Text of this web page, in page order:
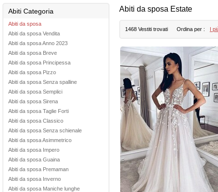
Abiti Categoria
Abiti da sposa
Abiti da sposa Vendita
Abiti da sposa Anno 2023
Abiti da sposa Breve
Abiti da sposa Principessa
Abiti da sposa Pizzo
Abiti da sposa Senza spalline
Abiti da sposa Semplici
Abiti da sposa Sirena
Abiti da sposa Taglie Forti
Abiti da sposa Classico
Abiti da sposa Senza schienale
Abiti da sposa Asimmetrico
Abiti da sposa Impero
Abiti da sposa Guaina
Abiti da sposa Premaman
Abiti da sposa Inverno
Abiti da sposa Maniche lunghe
Abiti da sposa Estate
1468 Vestiti trovati Ordina per : I